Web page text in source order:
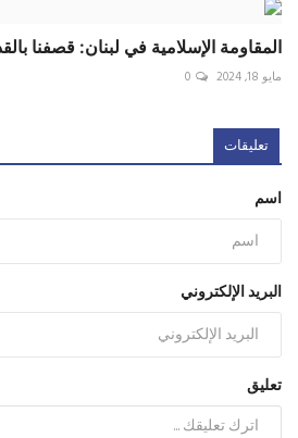
‏المقاومة الإسلامية في ‎لبنان: قصفنا بالقذائف المدفعية ...
مايو 18, 2024 0
تعليقات
اسم
البريد الإلكتروني
تعليق